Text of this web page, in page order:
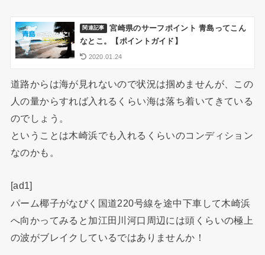
宮崎県のサーフポイント 青島ってこん
なとこ。【ポイントガイド】
2020.01.24
道路からは海が見れないので状況は掴めませんが、この
人の量からすれば入れるくらい海は落ち着いてきている
のでしょう。
ということは木崎浜でも入れるくらいのコンディション
なのかも。
[ad1]
パーム椰子がなびく国道220号線を途中下車して木崎浜
へ向かってみると加江田川河口周辺には頭くらいの極上
の波がブレイクしているではありませんか！